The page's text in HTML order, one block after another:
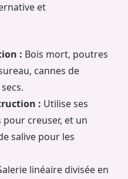
et
: Bois mort, poutres
cannes de
: Utilise ses
creuser, et un
salive pour les
linéaire divisée en